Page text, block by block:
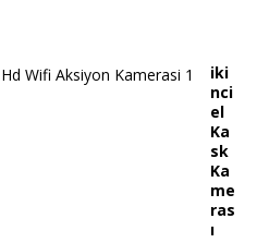
iki
nci
el
Ka
sk
Ka
me
ras
ı